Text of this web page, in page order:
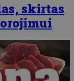
skirtas